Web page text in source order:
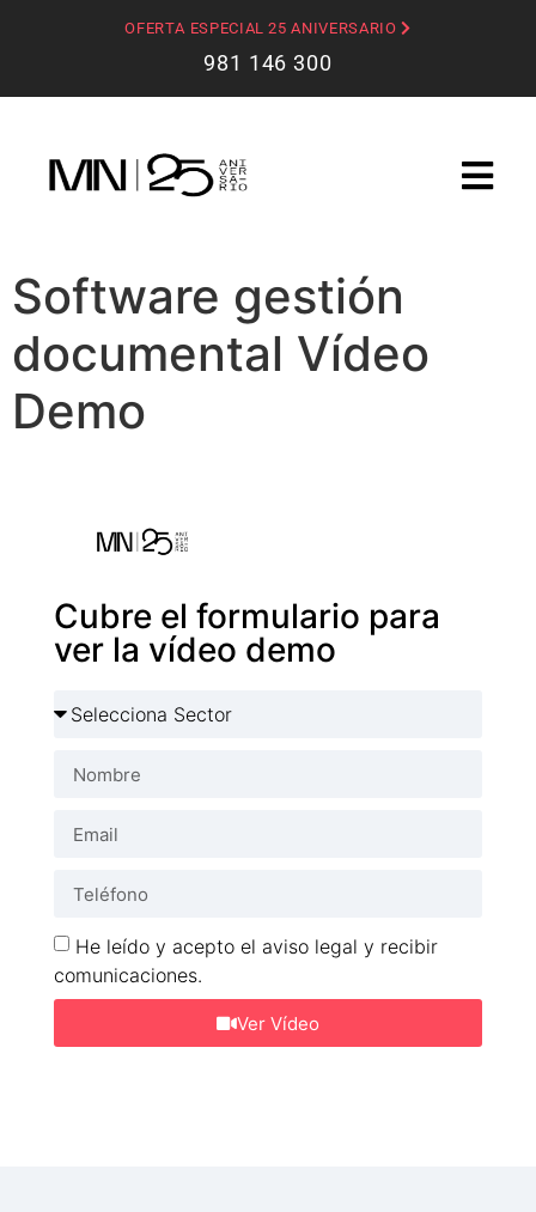
OFERTA ESPECIAL 25 ANIVERSARIO
981 146 300
Software gestión
documental Vídeo
Demo
Cubre el formulario para
ver la vídeo demo
He leído y acepto el aviso legal y recibir
comunicaciones.
Ver Vídeo